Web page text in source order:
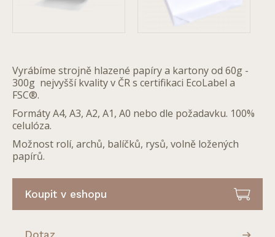
Vyrábíme strojně hlazené papíry a kartony od 60g -
300g nejvyšší kvality v ČR s certifikaci EcoLabel a
FSC®.
Formáty A4, A3, A2, A1, A0 nebo dle požadavku. 100%
celulóza.
Možnost rolí, archů, balíčků, rysů, volně ložených
papírů.
Koupit v eshopu
Dotaz